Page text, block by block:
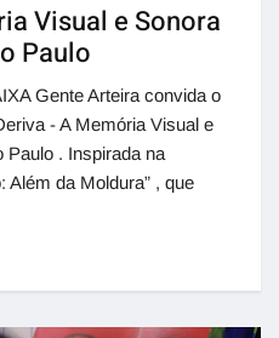
Visual e Sonora
Paulo
Gente Arteira convida o
- A Memória Visual e
Paulo . Inspirada na
Além da Moldura” , que